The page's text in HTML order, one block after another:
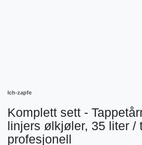
Ich-zapfe
Komplett sett -
linjers ølkjøler, 35 liter /
profesjonell